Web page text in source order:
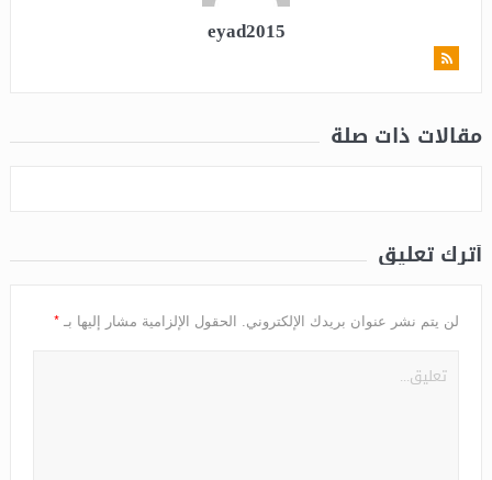
eyad2015
مقالات ذات صلة
أترك تعليق
لن يتم نشر عنوان بريدك الإلكتروني. الحقول الإلزامية مشار إليها بـ *